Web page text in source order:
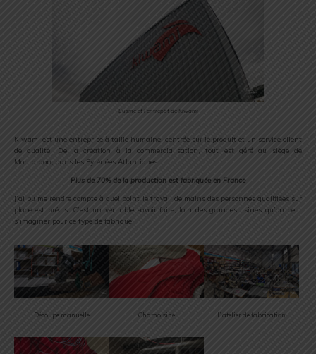
L’usine et l’entrepôt de Kiwami
Kiwami est une entreprise à taille humaine, centrée sur le produit et un service client
de qualité. De la création à la commercialisation, tout est géré au siège de
Montardon, dans les Pyrénées Atlantiques.
Plus de 70% de la production est fabriquée en France
J’ai pu me rendre compte à quel point le travail de mains des personnes qualifiées sur
place est précis. C’est un véritable savoir faire, loin des grandes usines qu’on peut
s’imaginer pour ce type de fabrique.
Découpe manuelle Chamoisine L’ atelier de fabrication